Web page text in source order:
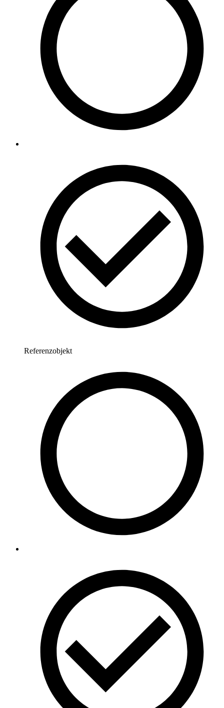
Referenzobjekt